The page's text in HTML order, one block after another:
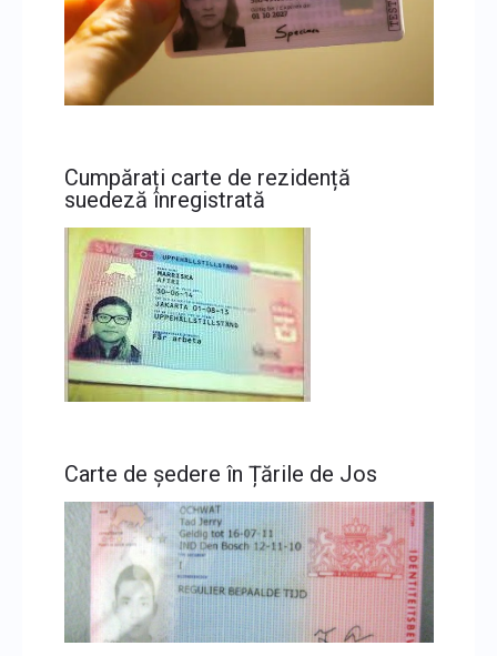
Cumpărați carte de rezidență
suedeză înregistrată
Carte de ședere în Țările de Jos